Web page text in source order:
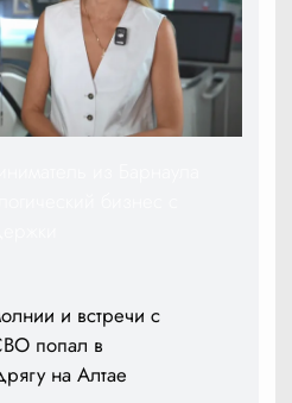
и встречи с
попал в
на Алтае